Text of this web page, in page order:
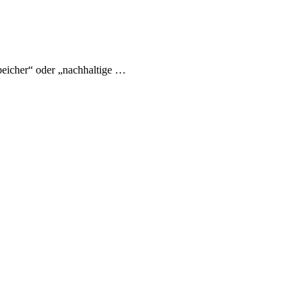
oder „nachhaltige …